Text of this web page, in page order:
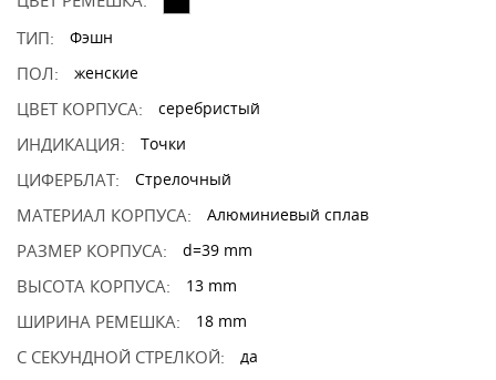
ТИП:
Фэшн
ПОЛ: женские
ЦВЕТ КОРПУСА: серебристый
ИНДИКАЦИЯ: Точки
ЦИФЕРБЛАТ: Стрелочный
МАТЕРИАЛ КОРПУСА: Алюминиевый сплав
РАЗМЕР КОРПУСА: d=39 mm
ВЫСОТА КОРПУСА: 13 mm
ШИРИНА РЕМЕШКА: 18 mm
С СЕКУНДНОЙ СТРЕЛКОЙ: да